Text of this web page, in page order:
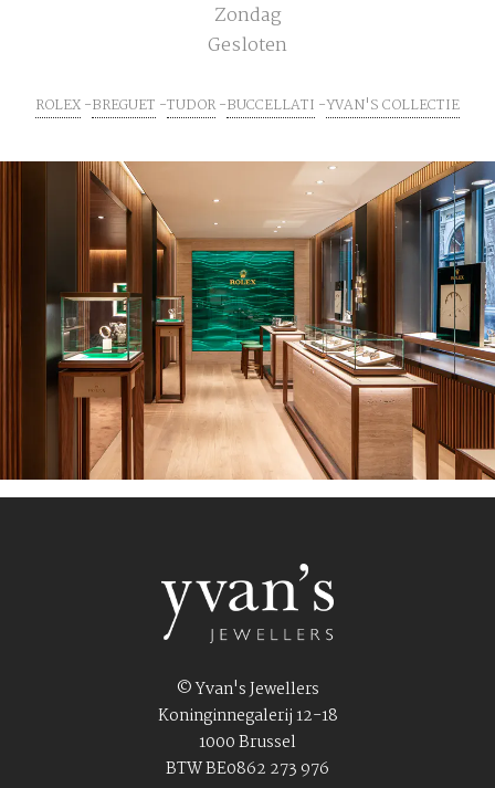
Zondag
Gesloten
ROLEX BREGUET TUDOR BUCCELLATI YVAN'S COLLECTIE
© Yvan's Jewellers
Koninginnegalerij 12-18
1000 Brussel
BTW BE0862 273 976